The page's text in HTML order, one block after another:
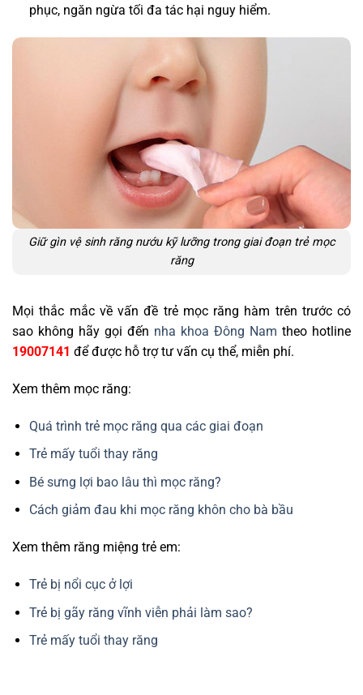
phục, ngăn ngừa tối đa tác hại nguy hiểm.
Giữ gìn vệ sinh răng nướu kỹ lưỡng trong giai đoạn trẻ mọc
răng
Mọi thắc mắc về vấn đề trẻ mọc răng hàm trên trước có
sao không hãy gọi đến nha khoa Đông Nam theo hotline
19007141 để được hỗ trợ tư vấn cụ thể, miễn phí.
Xem thêm mọc răng:
Quá trình trẻ mọc răng qua các giai đoạn
Trẻ mấy tuổi thay răng
Bé sưng lợi bao lâu thì mọc răng?
Cách giảm đau khi mọc răng khôn cho bà bầu
Xem thêm răng miệng trẻ em:
Trẻ bị nổi cục ở lợi
Trẻ bị gãy răng vĩnh viễn phải làm sao?
Trẻ mấy tuổi thay răng